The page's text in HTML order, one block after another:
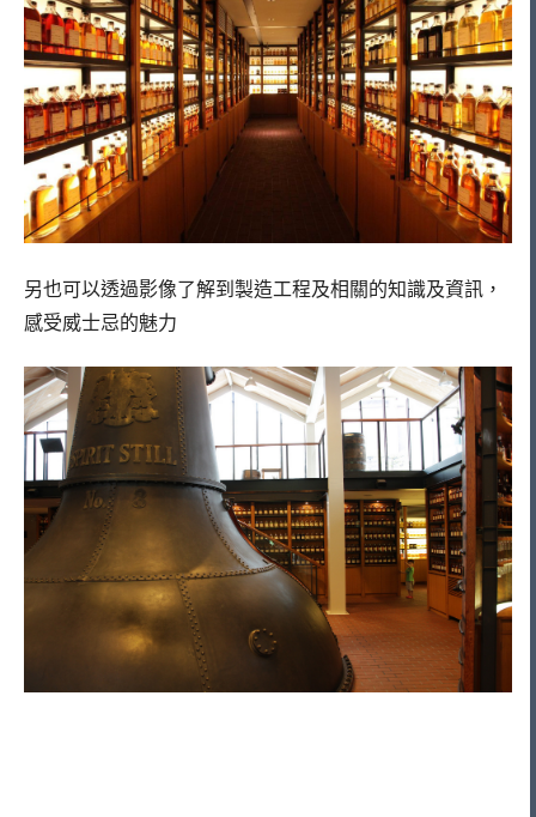
另也可以透過影像了解到製造工程及相關的知識及資訊，
感受威士忌的魅力